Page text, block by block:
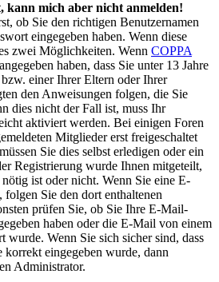
kann mich aber nicht anmelden!
ob Sie den richtigen Benutzernamen
eingegeben haben. Wenn diese
zwei Möglichkeiten. Wenn COPPA
haben, dass Sie unter 13 Jahre
einer Ihrer Eltern oder Ihrer
den Anweisungen folgen, die Sie
dies nicht der Fall ist, muss Ihr
aktiviert werden. Bei einigen Foren
Mitglieder erst freigeschaltet
Sie dies selbst erledigen oder ein
Registrierung wurde Ihnen mitgeteilt,
ist oder nicht. Wenn Sie eine E-
folgen Sie den dort enthaltenen
prüfen Sie, ob Sie Ihre E-Mail-
haben oder die E-Mail von einem
wurde. Wenn Sie sich sicher sind, dass
eingegeben wurde, dann
Administrator.